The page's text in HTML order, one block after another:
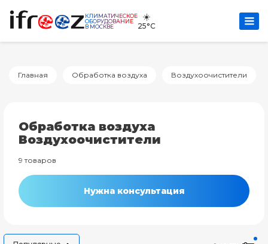
КЛИМАТИЧЕСКОЕ
ОБОРУДОВАНИЕ
В МОСКВЕ
☀️
25°C
Главная Обработка воздуха Воздухоочистители
Обработка воздуха
Воздухоочистители
9 товаров
Нужна консультация